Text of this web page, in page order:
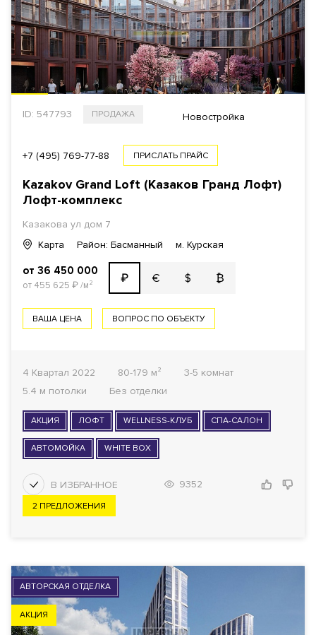
ID: 547793 ПРОДАЖА Новостройка
+7 (495) 769-77-88 ПРИСЛАТЬ ПРАЙС
Kazakov Grand Loft (Казаков Гранд Лофт)
Лофт-комплекс
Казакова ул дом 7
Карта
Район: Басманный м. Курская
от 36 450 000
от 455 625 ₽/м² ₽ € $ ₿
ВАША ЦЕНА ВОПРОС ПО ОБЪЕКТУ
4 Квартал 2022 80-179 м²
3-5 комнат
5.4 м потолки
Без отделки
АКЦИЯ ЛОФТ WELLNESS-КЛУБ СПА-САЛОН
АВТОМОЙКА WHITE BOX
9352
2 ПРЕДЛОЖЕНИЯ
АВТОРСКАЯ ОТДЕЛКА
АКЦИЯ